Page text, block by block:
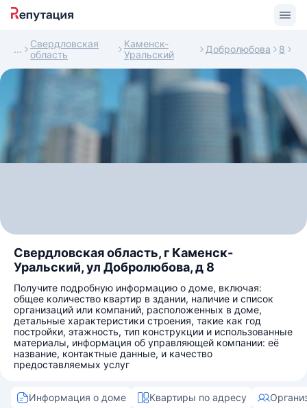
Свердловская
область
Каменск-
Уральский
Добролюбова 8
Свердловская область, г Каменск-
Уральский, ул Добролюбова, д 8
Получите подробную информацию о доме, включая:
общее количество квартир в здании, наличие и список
организаций или компаний, расположенных в доме,
детальные характеристики строения, такие как год
постройки, этажность, тип конструкции и использованные
материалы, информация об управляющей компании: её
название, контактные данные, и качество
предоставляемых услуг
Информация о доме Квартиры по адресу